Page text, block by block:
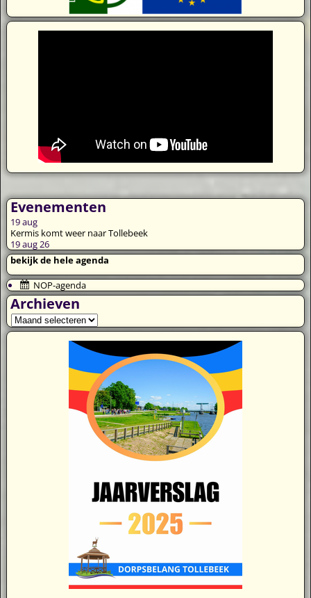
Evenementen
19aug
Kermis komt weer naar Tollebeek
19 aug 26
bekijk de hele agenda
NOP-agenda
Archieven